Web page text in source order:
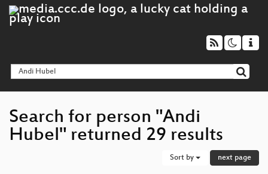
Search for person "Andi
Hubel" returned 29 results
Sort by next page